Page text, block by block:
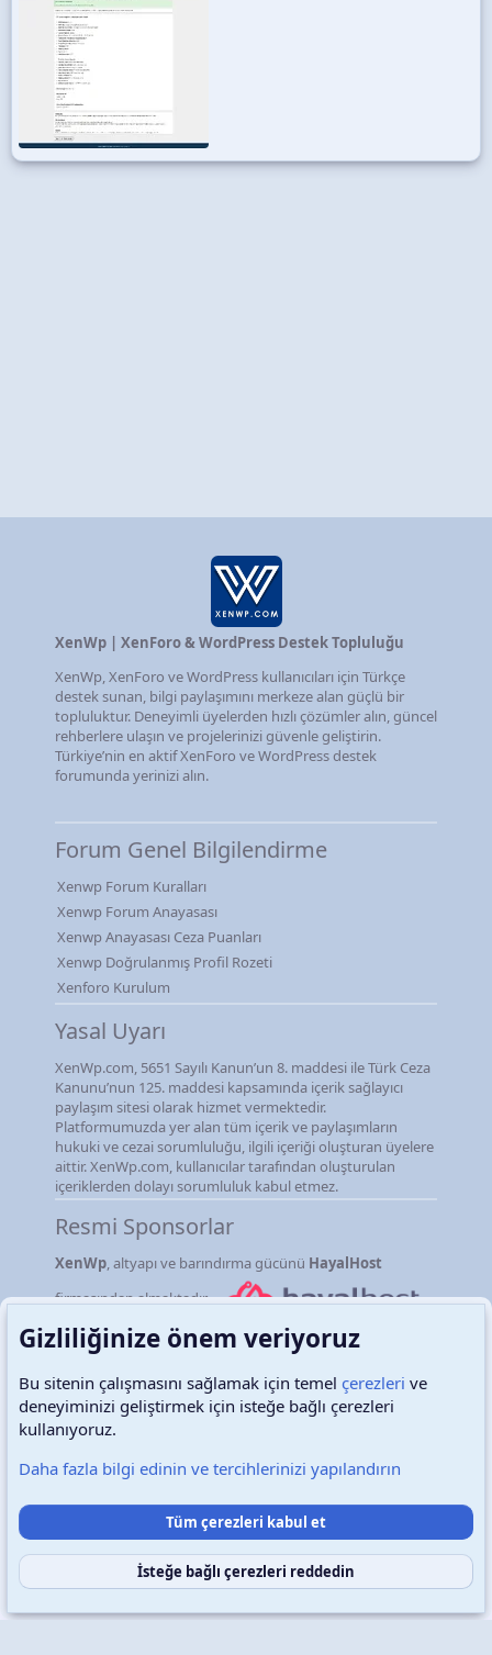
XenWp | XenForo & WordPress Destek Topluluğu
XenWp, XenForo ve WordPress kullanıcıları için Türkçe
destek sunan, bilgi paylaşımını merkeze alan güçlü bir
topluluktur. Deneyimli üyelerden hızlı çözümler alın, güncel
rehberlere ulaşın ve projelerinizi güvenle geliştirin.
Türkiye’nin en aktif XenForo ve WordPress destek
forumunda yerinizi alın.
Forum Genel Bilgilendirme
Xenwp Forum Kuralları
Xenwp Forum Anayasası
Xenwp Anayasası Ceza Puanları
Xenwp Doğrulanmış Profil Rozeti
Xenforo Kurulum
Yasal Uyarı
XenWp.com, 5651 Sayılı Kanun’un 8. maddesi ile Türk Ceza
Kanunu’nun 125. maddesi kapsamında içerik sağlayıcı
paylaşım sitesi olarak hizmet vermektedir.
Platformumuzda yer alan tüm içerik ve paylaşımların
hukuki ve cezai sorumluluğu, ilgili içeriği oluşturan üyelere
aittir. XenWp.com, kullanıcılar tarafından oluşturulan
içeriklerden dolayı sorumluluk kabul etmez.
Resmi Sponsorlar
XenWp, altyapı ve barındırma gücünü HayalHost
firmasından almaktadır.
Türkçe (TR) Çerezler
Destek talepleri Bize ulaşın Şartlar ve kurallar
Gizlilik politikası Yardım Ana sayfa
S
Copyright © 2026 XenWp Telif Hakları Saklıdır
Gizliliğinize önem veriyoruz
Bu sitenin çalışmasını sağlamak için temel çerezleri ve
deneyiminizi geliştirmek için isteğe bağlı çerezleri
kullanıyoruz.
Daha fazla bilgi edinin ve tercihlerinizi yapılandırın
Tüm çerezleri kabul et
İsteğe bağlı çerezleri reddedin